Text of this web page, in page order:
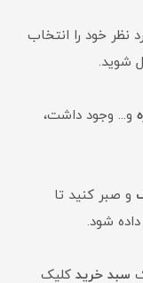
نظر خود را انتخاب
شوید.
و... وجود داشت،
و صبر کنید تا
شود.
سبد خرید کلیک